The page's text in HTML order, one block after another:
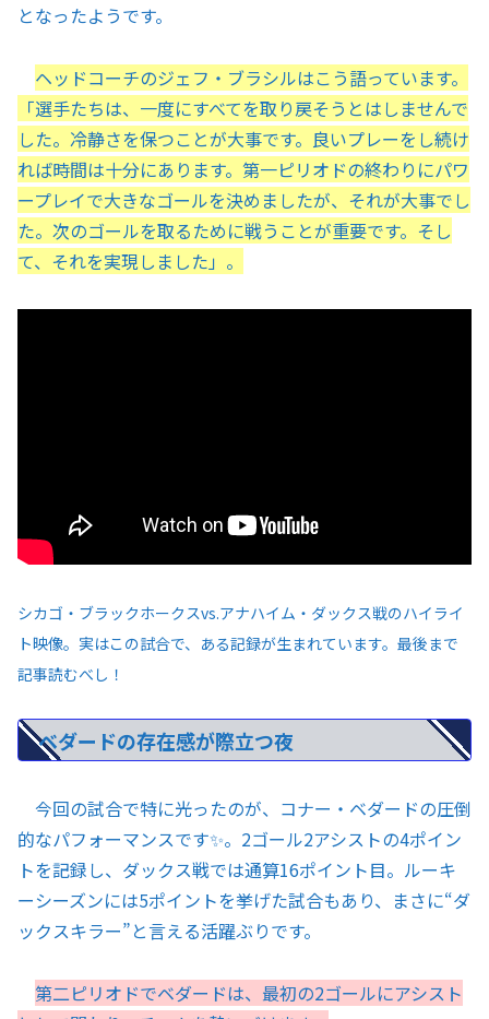
となったようです。
ヘッドコーチのジェフ・ブラシルはこう語っています。
「選手たちは、一度にすべてを取り戻そうとはしませんで
した。冷静さを保つことが大事です。良いプレーをし続け
れば時間は十分にあります。第一ピリオドの終わりにパワ
ープレイで大きなゴールを決めましたが、それが大事でし
た。次のゴールを取るために戦うことが重要です。そし
て、それを実現しました」。
シカゴ・ブラックホークスvs.アナハイム・ダックス戦のハイライ
ト映像。実はこの試合で、ある記録が生まれています。最後まで
記事読むべし！
ベダードの存在感が際立つ夜
今回の試合で特に光ったのが、コナー・ベダードの圧倒
的なパフォーマンスです✨。2ゴール2アシストの4ポイン
トを記録し、ダックス戦では通算16ポイント目。ルーキ
ーシーズンには5ポイントを挙げた試合もあり、まさに“ダ
ックスキラー”と言える活躍ぶりです。
第二ピリオドでベダードは、最初の2ゴールにアシスト